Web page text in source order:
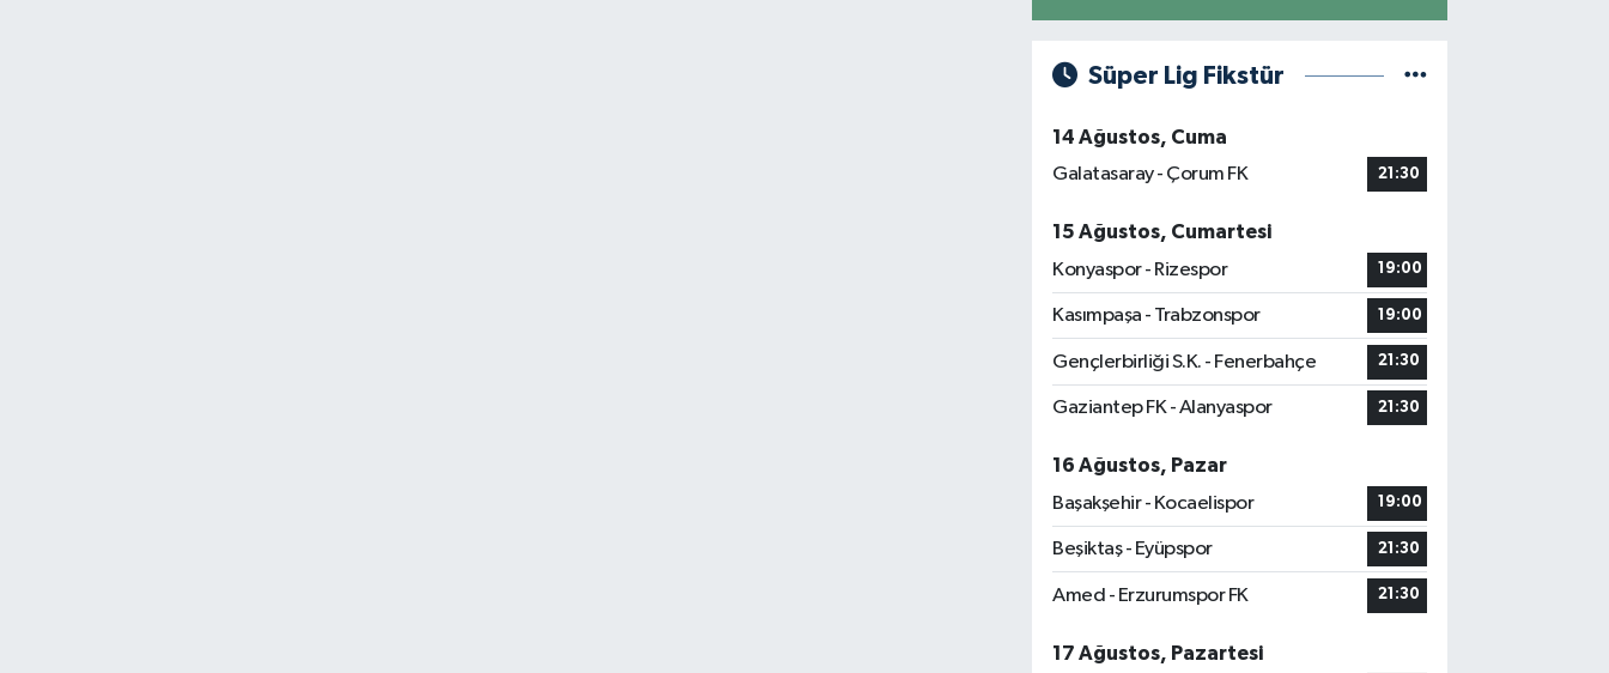
Süper Lig Fikstür
14 Ağustos, Cuma
Galatasaray - Çorum FK
21:30
15 Ağustos, Cumartesi
Konyaspor - Rizespor
19:00
Kasımpaşa - Trabzonspor 19:00
Gençlerbirliği S.K. - Fenerbahçe 21:30
Gaziantep FK - Alanyaspor 21:30
16 Ağustos, Pazar
Başakşehir - Kocaelispor
19:00
Beşiktaş - Eyüpspor 21:30
Amed - Erzurumspor FK 21:30
17 Ağustos, Pazartesi